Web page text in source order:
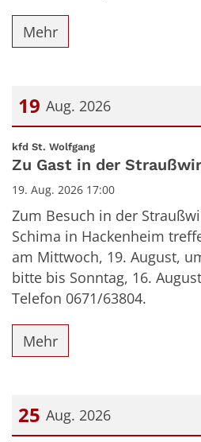
Mehr
19 Aug. 2026
Datum: 19. August 2026
kfd St. Wolfgang:
Zu Gast in der
19. Aug. 2026 17:00
Zum Besuch in der
Schima in Hackenheim
am Mittwoch, 19. August,
bitte bis Sonntag, 16.
Telefon 0671/63804.
Mehr
25 Aug. 2026